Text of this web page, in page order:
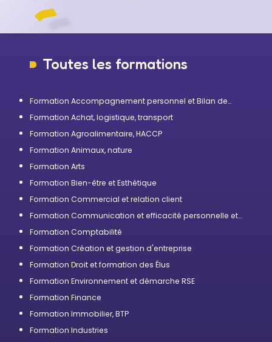
Toutes les formations
Formation Accompagnement personnel et Bilan de
Formation Achat, logistique, transport
Formation Agroalimentaire, HACCP
Formation Animaux, nature
Formation Arts
Formation Bien-être et Esthétique
Formation Commercial et relation client
Formation Communication et efficacité personnelle et
Formation Comptabilité
Formation Création et gestion d'entreprise
Formation Droit et formation des Élus
Formation Environnement et démarche RSE
Formation Finance
Formation Immobilier, BTP
Formation Industries